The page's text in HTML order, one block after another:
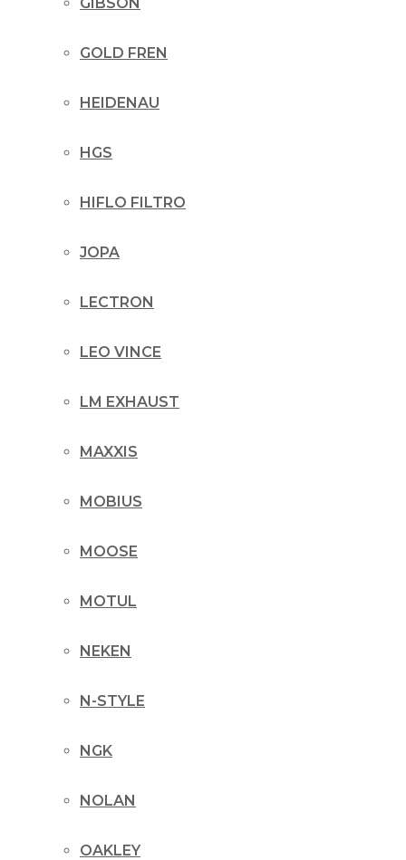
GOLD FREN
HEIDENAU
HGS
HIFLO FILTRO
JOPA
LECTRON
LEO VINCE
LM EXHAUST
MAXXIS
MOBIUS
MOOSE
MOTUL
NEKEN
N-STYLE
NGK
NOLAN
OAKLEY